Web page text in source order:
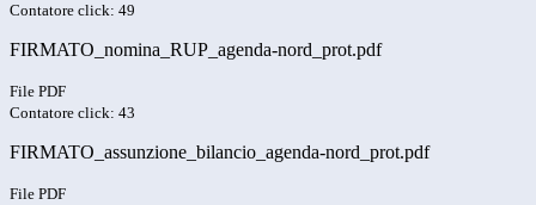
Contatore click: 49
FIRMATO_nomina_RUP_agenda-nord_prot.pdf
File PDF
Contatore click: 43
FIRMATO_assunzione_bilancio_agenda-nord_prot.pdf
File PDF